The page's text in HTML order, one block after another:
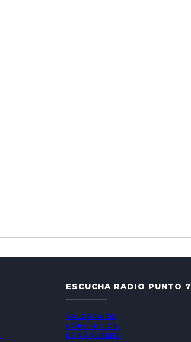
ESCUCHA RADIO PUNTO 7
VALPARAÍSO
CONCEPCIÓN
LOS ÁNGELES